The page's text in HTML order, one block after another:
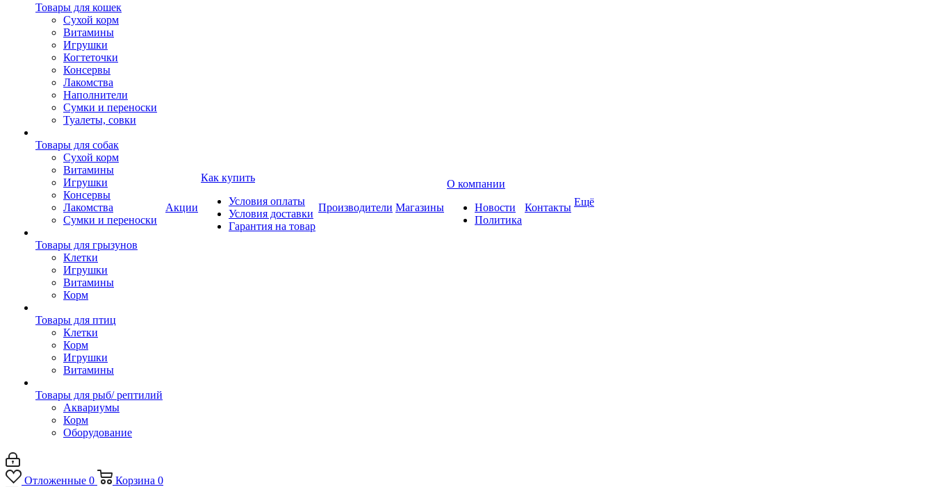
Товары для кошек
Cухой корм
Витамины
Игрушки
Когтеточки
Консервы
Лакомства
Наполнители
Сумки и переноски
Туалеты, совки
Товары для собак
Cухой корм
Витамины
Игрушки
Консервы
Лакомства
Сумки и переноски
Товары для грызунов
Клетки
Игрушки
Витамины
Корм
Товары для птиц
Клетки
Корм
Игрушки
Витамины
Товары для рыб/ рептилий
Аквариумы
Корм
Оборудование
Акции
Как купить
Условия оплаты
Условия доставки
Гарантия на товар
Производители Магазины
О компании
Новости
Политика
Контакты Ещё
Отложенные 0 Корзина 0